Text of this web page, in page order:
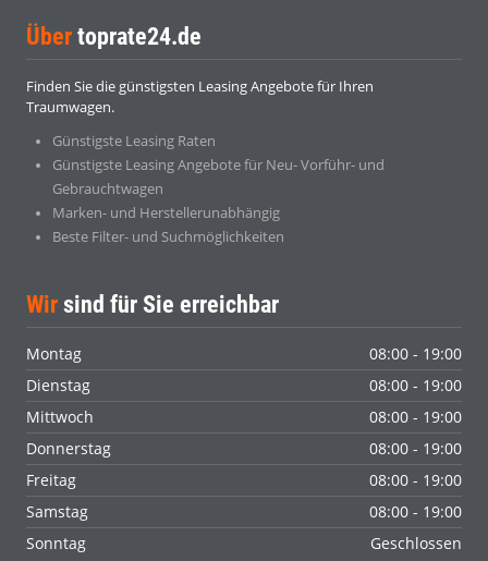
Über toprate24.de
Finden Sie die günstigsten Leasing Angebote für Ihren
Traumwagen.
Günstigste Leasing Raten
Günstigste Leasing Angebote für Neu- Vorführ- und
Gebrauchtwagen
Marken- und Herstellerunabhängig
Beste Filter- und Suchmöglichkeiten
Wir sind für Sie erreichbar
Montag
08:00 - 19:00
Dienstag
08:00 - 19:00
Mittwoch
08:00 - 19:00
Donnerstag
08:00 - 19:00
Freitag
08:00 - 19:00
Samstag
08:00 - 19:00
Sonntag
Geschlossen